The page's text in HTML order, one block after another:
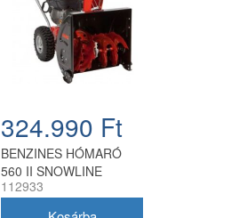
324.990 Ft
BENZINES HÓMARÓ
560 II SNOWLINE
112933